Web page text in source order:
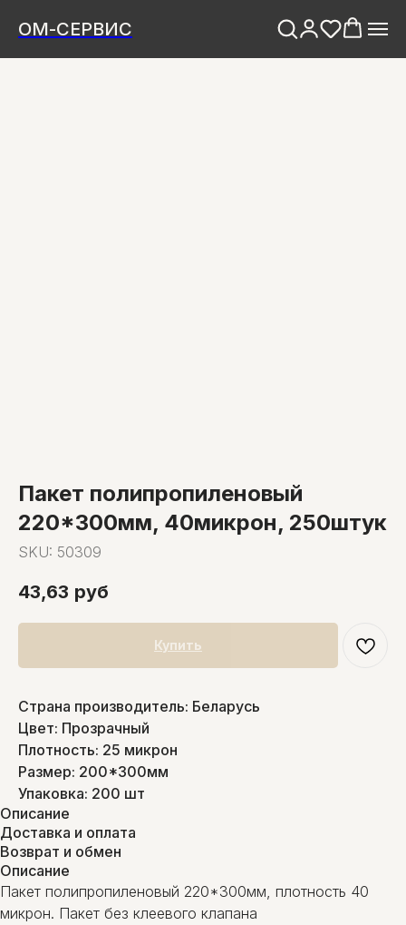
ОМ-СЕРВИС
Пакет полипропиленовый
220*300мм, 40микрон, 250штук
SKU: 50309
43,63 руб
Купить
Страна производитель: Беларусь
Цвет: Прозрачный
Плотность: 25 микрон
Размер: 200*300мм
Упаковка: 200 шт
Описание
Доставка и оплата
Возврат и обмен
Описание
Пакет полипропиленовый 220*300мм, плотность 40
микрон. Пакет без клеевого клапана